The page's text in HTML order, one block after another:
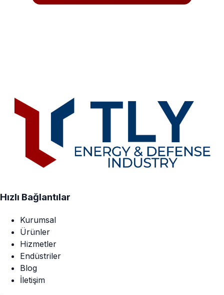
Hızlı Bağlantılar
Kurumsal
Ürünler
Hizmetler
Endüstriler
Blog
İletişim